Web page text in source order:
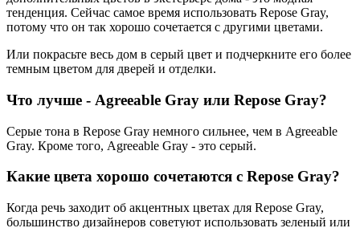
тенденция. Сейчас самое время использовать Repose Gray,
потому что он так хорошо сочетается с другими цветами.
Или покрасьте весь дом в серый цвет и подчеркните его более
темным цветом для дверей и отделки.
Что лучше - Agreeable Gray или Repose Gray?
Серые тона в Repose Gray немного сильнее, чем в Agreeable
Gray. Кроме того, Agreeable Gray - это серый.
Какие цвета хорошо сочетаются с Repose Gray?
Когда речь заходит об акцентных цветах для Repose Gray,
большинство дизайнеров советуют использовать зеленый или